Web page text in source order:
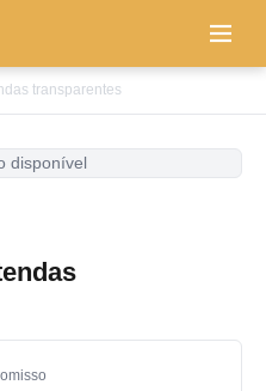
transparentes
disponível